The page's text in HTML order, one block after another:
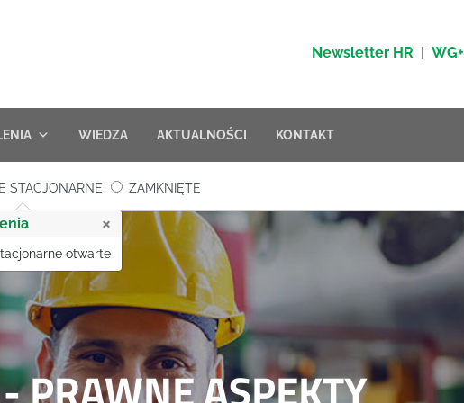
Newsletter HR | WG+
WIEDZA AKTUALNOŚCI KONTAKT
STACJONARNE ZAMKNIĘTE
×
otwarte